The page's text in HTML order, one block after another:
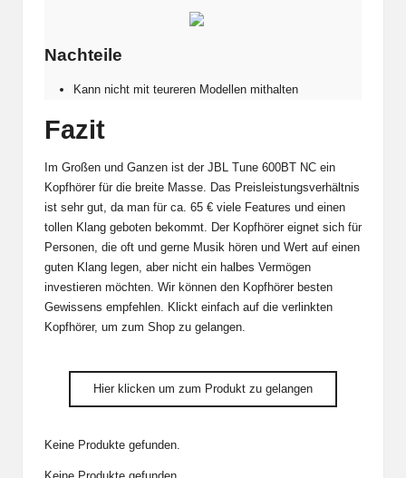
Nachteile
Kann nicht mit teureren Modellen mithalten
Fazit
Im Großen und Ganzen ist der JBL Tune 600BT NC ein
Kopfhörer für die breite Masse. Das Preisleistungsverhältnis
ist sehr gut, da man für ca. 65 € viele Features und einen
tollen Klang geboten bekommt. Der Kopfhörer eignet sich für
Personen, die oft und gerne Musik hören und Wert auf einen
guten Klang legen, aber nicht ein halbes Vermögen
investieren möchten. Wir können den Kopfhörer besten
Gewissens empfehlen. Klickt einfach auf die verlinkten
Kopfhörer, um zum Shop zu gelangen.
Hier klicken um zum Produkt zu gelangen
Keine Produkte gefunden.
Keine Produkte gefunden.